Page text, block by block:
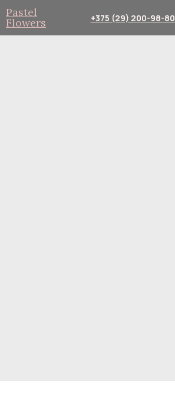
+375 (29) 200-98-80
Pastel
Flowers